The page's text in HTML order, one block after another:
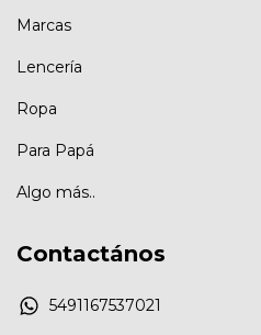
Marcas
Lencería
Ropa
Para Papá
Algo más..
Contactános
5491167537021